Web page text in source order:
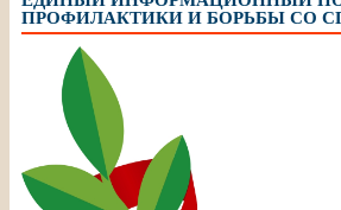
ПРОФИЛАКТИКИ И БОРЬБЫ СО